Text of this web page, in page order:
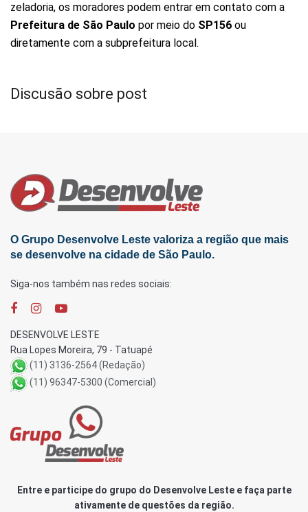
zeladoria, os moradores podem entrar em contato com a
Prefeitura de São Paulo por meio do SP156 ou
diretamente com a subprefeitura local.
Discusão sobre post
O Grupo Desenvolve Leste valoriza a região que mais
se desenvolve na cidade de São Paulo.
Siga-nos também nas redes sociais:
DESENVOLVE LESTE
Rua Lopes Moreira, 79 - Tatuapé
(11) 3136-2564 (Redação)
(11) 96347-5300 (Comercial)
Entre e participe do grupo do Desenvolve Leste e faça parte
ativamente de questões da região.